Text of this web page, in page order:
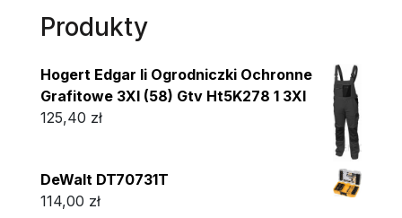
Produkty
Hogert Edgar Ii Ogrodniczki Ochronne
Grafitowe 3Xl (58) Gtv Ht5K278 1 3Xl
125,40 zł
DeWalt DT70731T
114,00 zł